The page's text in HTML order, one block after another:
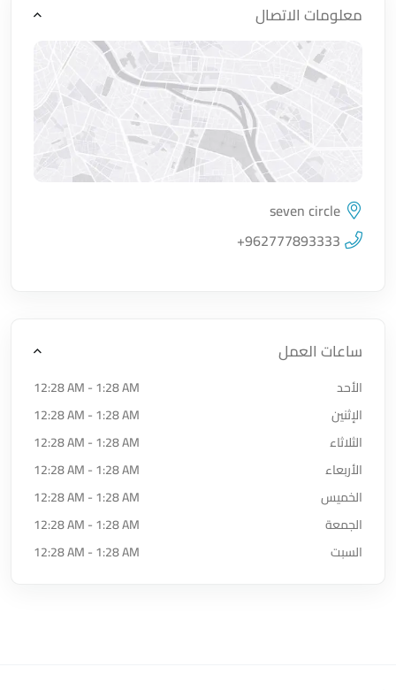
معلومات الاتصال
اضغط لتحميل الموقع
seven circle
+962777893333
ساعات العمل
الأحد
12:28 AM - 1:28 AM
الإثنين
12:28 AM - 1:28 AM
الثلاثاء
12:28 AM - 1:28 AM
الأربعاء
12:28 AM - 1:28 AM
الخميس
12:28 AM - 1:28 AM
الجمعة
12:28 AM - 1:28 AM
السبت
12:28 AM - 1:28 AM